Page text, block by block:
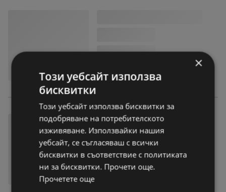
×
Този уебсайт използва
бисквитки
Този уебсайт използва бисквитки за
подобряване на потребителското
изживяване. Използвайки нашия
уебсайт, се съгласяваш с всички
бисквитки в съответствие с политиката
ни за бисквитки. Прочети още.
Прочетете още